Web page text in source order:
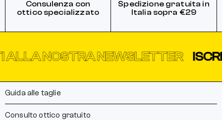
Consulenza con
ottico specializzato
Spedizione gratuita in
Italia sopra €29
NEWSLETTER ISCRIVITI
Guida alle taglie
Consulto ottico gratuito